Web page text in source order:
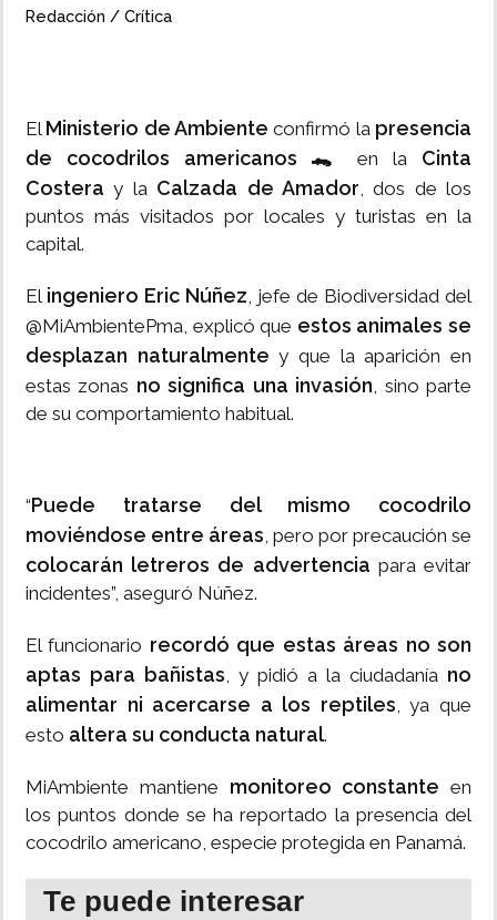
Redacción / Crítica
El Ministerio de Ambiente confirmó la presencia
de cocodrilos americanos 🐊
en la Cinta
Costera y la Calzada de Amador, dos de los
puntos más visitados por locales y turistas en la
capital.
El ingeniero Eric Núñez, jefe de Biodiversidad del
@MiAmbientePma, explicó que estos animales se
desplazan naturalmente y que la aparición en
estas zonas no significa una invasión, sino parte
de su comportamiento habitual.
“Puede tratarse del mismo cocodrilo
moviéndose entre áreas, pero por precaución se
colocarán letreros de advertencia para evitar
incidentes”, aseguró Núñez.
El funcionario recordó que estas áreas no son
aptas para bañistas, y pidió a la ciudadanía no
alimentar ni acercarse a los reptiles, ya que
esto altera su conducta natural.
MiAmbiente mantiene monitoreo constante en
los puntos donde se ha reportado la presencia del
cocodrilo americano, especie protegida en Panamá.
Te puede interesar